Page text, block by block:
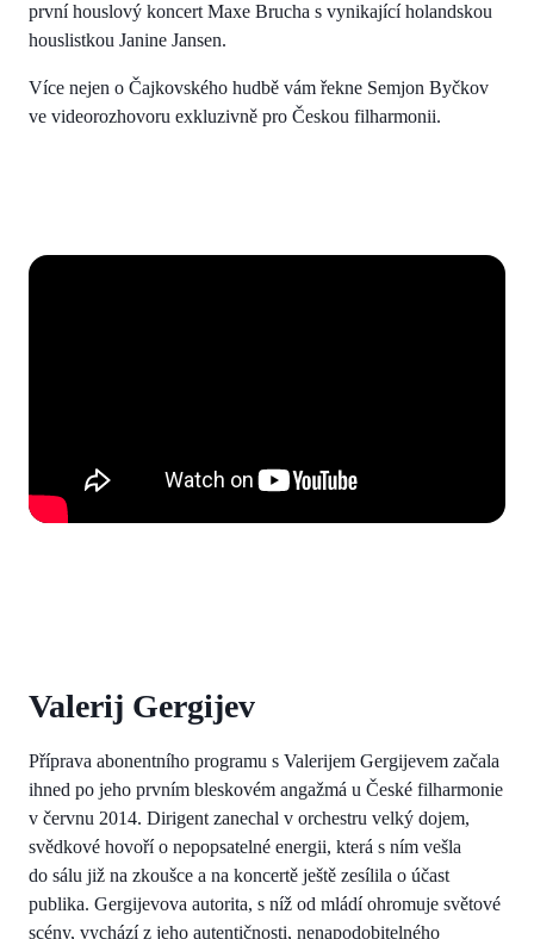
první houslový koncert Maxe Brucha s vynikající holandskou
houslistkou Janine Jansen.
Více nejen o Čajkovského hudbě vám řekne Semjon Byčkov
ve videorozhovoru exkluzivně pro Českou filharmonii.
Valerij Gergijev
Příprava abonentního programu s Valerijem Gergijevem začala
ihned po jeho prvním bleskovém angažmá u České filharmonie
v červnu 2014. Dirigent zanechal v orchestru velký dojem,
svědkové hovoří o nepopsatelné energii, která s ním vešla
do sálu již na zkoušce a na koncertě ještě zesílila o účast
publika. Gergijevova autorita, s níž od mládí ohromuje světové
scény, vychází z jeho autentičnosti, nenapodobitelného